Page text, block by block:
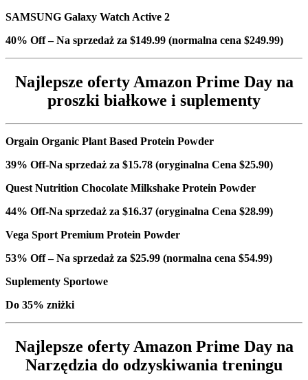
SAMSUNG Galaxy Watch Active 2
40% Off – Na sprzedaż za $149.99 (normalna cena $249.99)
Najlepsze oferty Amazon Prime Day na
proszki białkowe i suplementy
Orgain Organic Plant Based Protein Powder
39% Off-Na sprzedaż za $15.78 (oryginalna Cena $25.90)
Quest Nutrition Chocolate Milkshake Protein Powder
44% Off-Na sprzedaż za $16.37 (oryginalna Cena $28.99)
Vega Sport Premium Protein Powder
53% Off – Na sprzedaż za $25.99 (normalna cena $54.99)
Suplementy Sportowe
Do 35% zniżki
Najlepsze oferty Amazon Prime Day na
Narzędzia do odzyskiwania treningu